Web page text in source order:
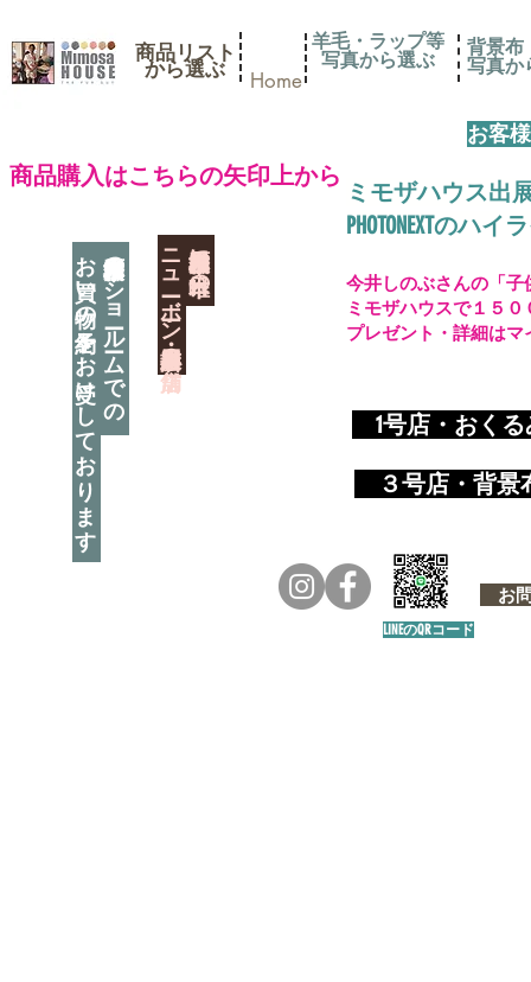
商品リスト
​から選ぶ Home
​商品購入はこちらの矢印上から
神奈川県相模原市に日本唯一の
​ニューボーン撮影用小道具店・３店舗
羊毛・ラップ等
写真から選ぶ
背景布
写真か
お客
ミモザハウス出
PHOTONEXTのハ
神奈川県相模原市のショールームでの
お買い物の予約をお受けしております 1号店・おく
​ ３号店・背
お
今井しのぶさんの「
ミモザハウスで１５
プレゼント・詳細は
LINEのQRコード